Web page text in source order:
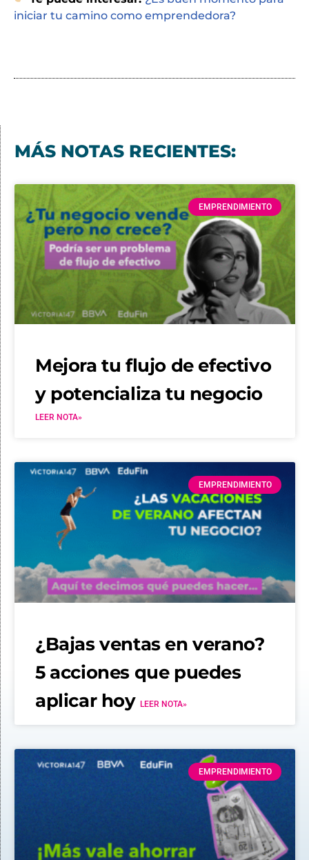
iniciar tu camino como emprendedora?
MÁS NOTAS RECIENTES:
EMPRENDIMIENTO
Mejora tu flujo de efectivo
y potencializa tu negocio
LEER NOTA»
EMPRENDIMIENTO
¿Bajas ventas en verano?
5 acciones que puedes
aplicar hoyLEER NOTA»
EMPRENDIMIENTO